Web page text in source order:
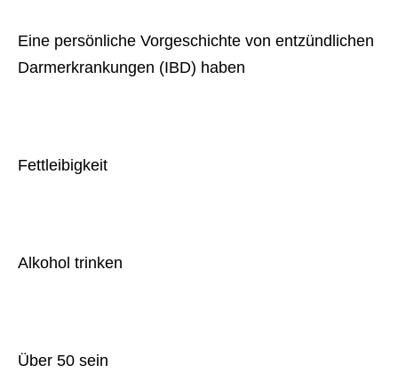
Eine persönliche Vorgeschichte von entzündlichen
Darmerkrankungen (IBD) haben
Fettleibigkeit
Alkohol trinken
Über 50 sein